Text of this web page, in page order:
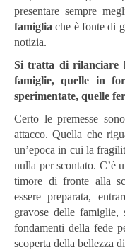
presentare sempre
famiglia che è fonte di
notizia.
Si tratta di rilanciare
famiglie, quelle in
sperimentate, quelle
Certo le premesse
attacco. Quella che
un’epoca in cui la
nulla per scontato. C’è
timore di fronte alla
essere preparata,
gravose delle famiglie,
fondamenti della fede
scoperta della bellezza